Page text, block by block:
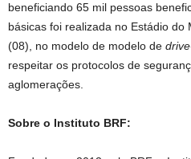
beneficiando 65 mil pessoas
básicas foi realizada no Estádio do
(08), no modelo de modelo de
respeitar os protocolos de
aglomerações.
Sobre o Instituto BRF: